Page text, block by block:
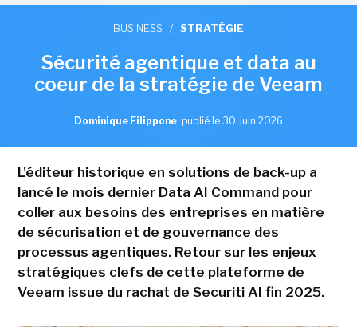
BUSINESS / STRATÉGIE
Sécurité agentique et data au
coeur de la stratégie de Veeam
Dominique Filippone, publié le 30 Juin 2026
L'éditeur historique en solutions de back-up a
lancé le mois dernier Data AI Command pour
coller aux besoins des entreprises en matière
de sécurisation et de gouvernance des
processus agentiques. Retour sur les enjeux
stratégiques clefs de cette plateforme de
Veeam issue du rachat de Securiti AI fin 2025.